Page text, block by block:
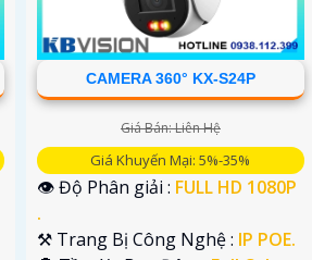
CAMERA 360° KX-S24P
Giá Bán: Liên Hệ
Giá Khuyến Mại: 5%-35%
👁 Độ Phân giải : FULL HD 1080P
.
⚒ Trang Bị Công Nghệ : IP POE.